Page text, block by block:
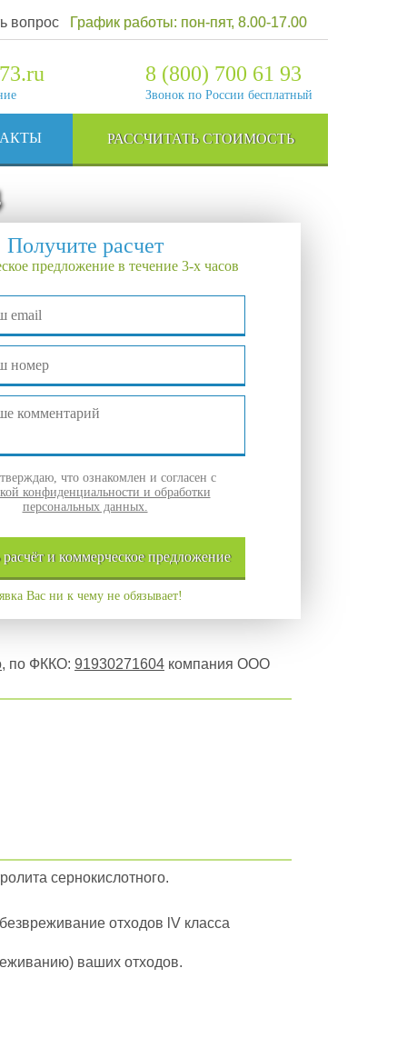
вопрос График работы: пон-пят, 8.00-17.00
8 (800) 700 61 93
Звонок по России бесплатный
РАССЧИТАТЬ СТОИМОСТЬ
Получите расчет
предложение в течение 3-х часов
что ознакомлен и согласен с
конфиденциальности и обработки
персональных данных.
расчёт и коммерческоепредложение
Вас ни к чему не обязывает!
, по ФККО: 91930271604 компания ООО
сернокислотного.
отходов lV класса
ваших отходов.